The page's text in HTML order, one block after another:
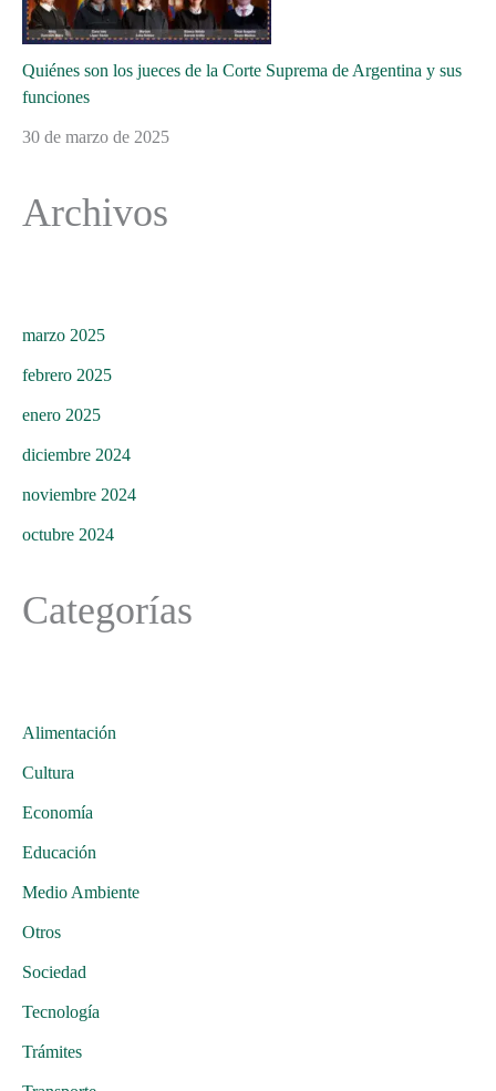
Quiénes son los jueces de la Corte Suprema de Argentina y sus
funciones
30 de marzo de 2025
Archivos
marzo 2025
febrero 2025
enero 2025
diciembre 2024
noviembre 2024
octubre 2024
Categorías
Alimentación
Cultura
Economía
Educación
Medio Ambiente
Otros
Sociedad
Tecnología
Trámites